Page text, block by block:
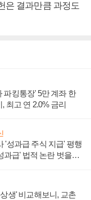
은 결과만큼 과정도
파킹통장' 5만 계좌 한
최고 연 2.0% 금리
'성과급 주식 지급' 평행
과급' 법적 논란 벗을지
생' 비교해보니, 교촌